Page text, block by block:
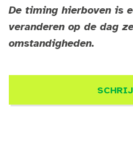
De timing hierboven is
veranderen op de dag
omstandigheden.